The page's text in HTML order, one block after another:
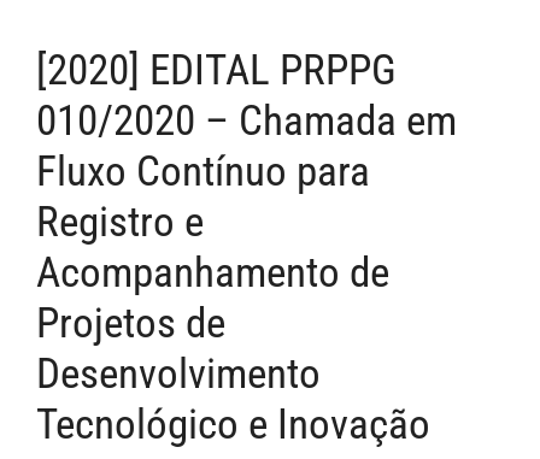
[2020] EDITAL PRPPG
010/2020 – Chamada em
Fluxo Contínuo para
Registro e
Acompanhamento de
Projetos de
Desenvolvimento
Tecnológico e Inovação